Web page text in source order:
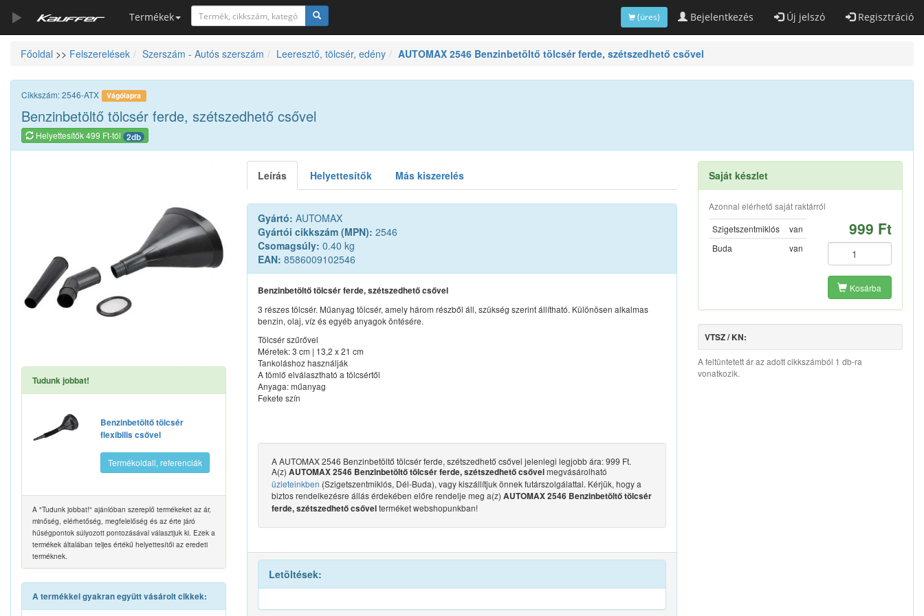
Termékek Bejelentkezés Új jelszó Regisztráció
(üres)
Szerszámkatalógus
Kosár
Alkatrészek
Főoldal >> Felszerelések Szerszám - Autós szerszám Leeresztő, tölcsér, edény AUTOMAX 2546 Benzinbetöltő tölcsér ferde, szétszedhető csővel
Cikkszám: 2546-ATX Vágólapra
Benzinbetöltő tölcsér ferde, szétszedhető csővel
Helyettesítők 499 Ft-tól 2db
Tudunk jobbat!
Benzinbetöltő tölcsér
flexibilis csővel
Termékoldall, referenciák
A "Tudunk jobbat!" ajánlóban szereplő termékeket az ár,
minőség, elérhetőség, megfelelőség és az érte járó
hűségpontok súlyozott pontozásával választjuk ki. Ezek a
termékek általában teljes értékű helyettesítői az eredeti
terméknek.
A termékkel gyakran együtt vásárolt cikkek:
Leírás Helyettesítők Más kiszerelés
Gyártó: AUTOMAX
Gyártói cikkszám (MPN): 2546
Csomagsúly: 0.40 kg
EAN: 8586009102546
Benzinbetöltő tölcsér ferde, szétszedhető csővel
3 részes tölcsér. Műanyag tölcsér, amely három részből áll, szükség szerint állítható. Különösen alkalmas
benzin, olaj, víz és egyéb anyagok öntésére.
Tölcsér szűrővel
Méretek: 3 cm | 13,2 x 21 cm
Tankoláshoz használják
A tömlő elválasztható a tölcsértől
Anyaga: műanyag
Fekete szín
A AUTOMAX 2546 Benzinbetöltő tölcsér ferde, szétszedhető csővel jelenlegi legjobb ára: 999 Ft.
A(z) AUTOMAX 2546 Benzinbetöltő tölcsér ferde, szétszedhető csővelmegvásárolható
üzleteinkben (Szigetszentmiklós, Dél-Buda), vagy kiszállítjuk önnek futárszolgálattal. Kérjük, hogy a
biztos rendelkezésre állás érdekében előre rendelje meg a(z) AUTOMAX 2546 Benzinbetöltő tölcsér
ferde, szétszedhető csővelterméket webshopunkban!
Letöltések:
Saját készlet
Azonnal elérhető saját raktárról
Szigetszentmiklós
van
Buda
van
999 Ft
Kosárba
VTSZ / KN:
A feltüntetett ár az adott cikkszámból 1 db-ra
vonatkozik.